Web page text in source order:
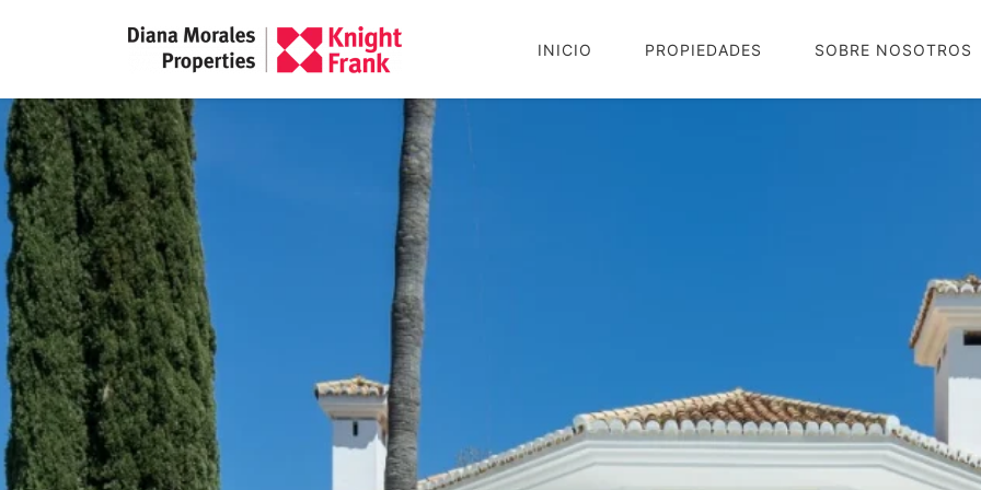
INICIO PROPIEDADES SOBRE NOSOTROS